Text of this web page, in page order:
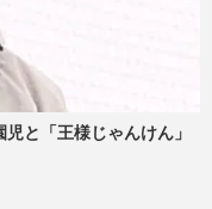
と「王様じゃんけん」